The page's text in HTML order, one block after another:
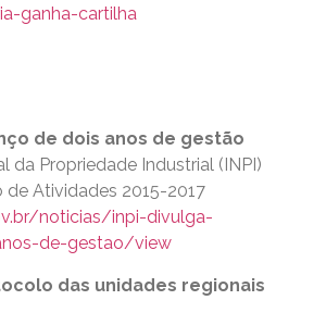
ganha-cartilha
de dois anos de gestão
da Propriedade Industrial (INPI)
de Atividades 2015-2017
noticias/inpi-divulga-
de-gestao/view
das unidades regionais